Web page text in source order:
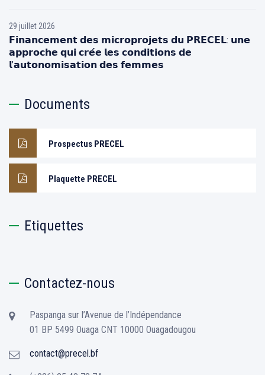
29 juillet 2026
𝗙𝗶𝗻𝗮𝗻𝗰𝗲𝗺𝗲𝗻𝘁 𝗱𝗲𝘀 𝗺𝗶𝗰𝗿𝗼𝗽𝗿𝗼𝗷𝗲𝘁𝘀 𝗱𝘂 𝗣𝗥𝗘𝗖𝗘𝗟: 𝘂𝗻𝗲
𝗮𝗽𝗽𝗿𝗼𝗰𝗵𝗲 𝗾𝘂𝗶 𝗰𝗿𝗲́𝗲 𝗹𝗲𝘀 𝗰𝗼𝗻𝗱𝗶𝘁𝗶𝗼𝗻𝘀 𝗱𝗲
𝗹’𝗮𝘂𝘁𝗼𝗻𝗼𝗺𝗶𝘀𝗮𝘁𝗶𝗼𝗻 𝗱𝗲𝘀 𝗳𝗲𝗺𝗺𝗲𝘀
Documents
Prospectus PRECEL
Plaquette PRECEL
Etiquettes
Contactez-nous
Paspanga sur l’Avenue de l’Indépendance
01 BP 5499 Ouaga CNT 10000 Ouagadougou
contact@precel.bf